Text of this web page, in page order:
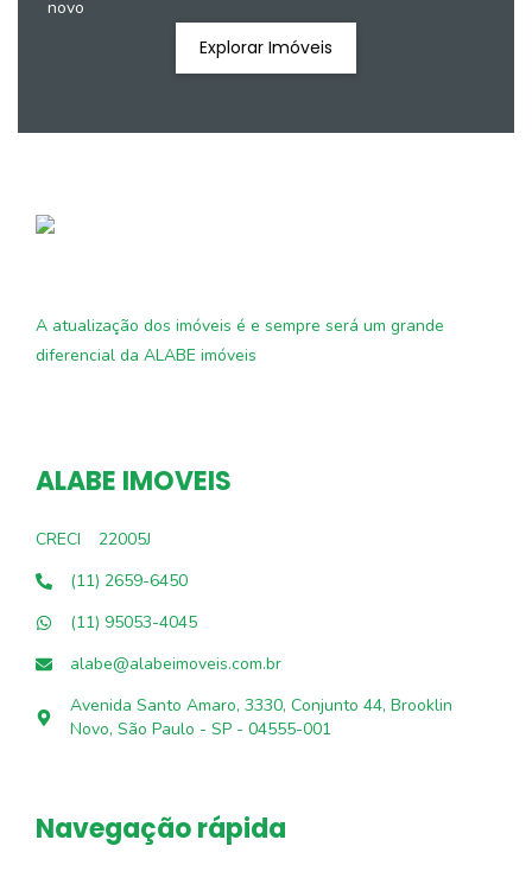
novo
Explorar Imóveis
A atualização dos imóveis é e sempre será um grande
diferencial da ALABE imóveis
ALABE IMOVEIS
CRECI
22005J
(11) 2659-6450
(11) 95053-4045
alabe@alabeimoveis.com.br
Avenida Santo Amaro, 3330, Conjunto 44, Brooklin
Novo, São Paulo - SP - 04555-001
Navegação rápida